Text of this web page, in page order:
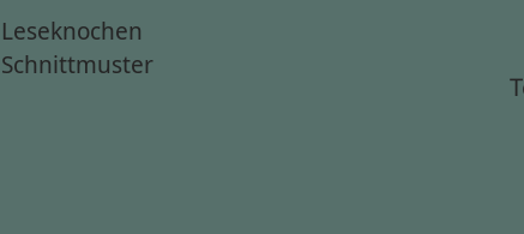
Leseknochen
Schnittmuster